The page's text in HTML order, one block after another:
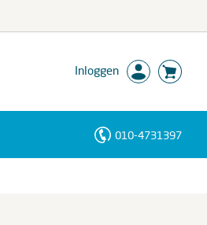
Inloggen
010-4731397